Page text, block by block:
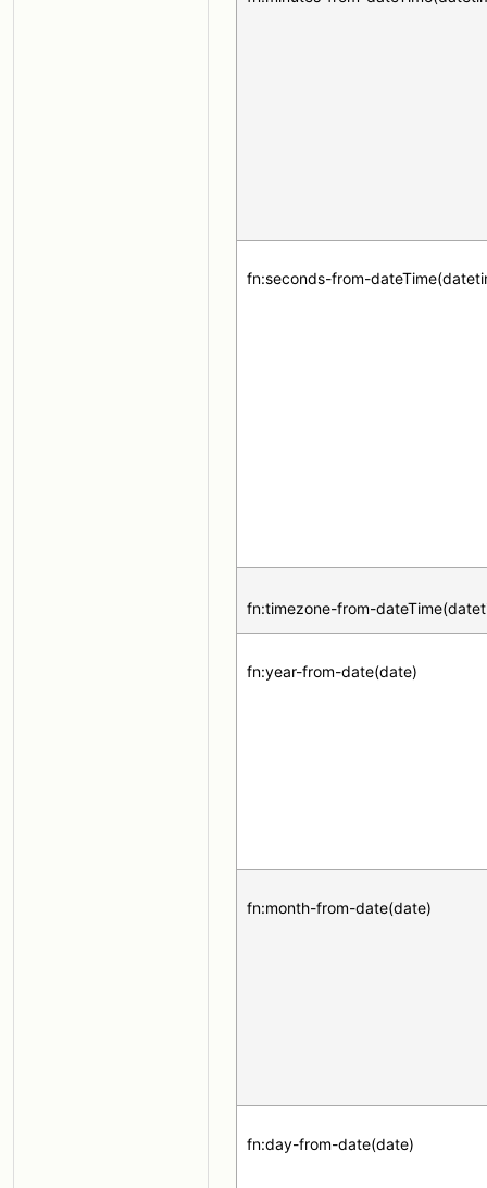
fn:seconds-from-
fn:timezone-from-
fn:year-from-date(date)
fn:month-from-date(date)
fn:day-from-date(date)